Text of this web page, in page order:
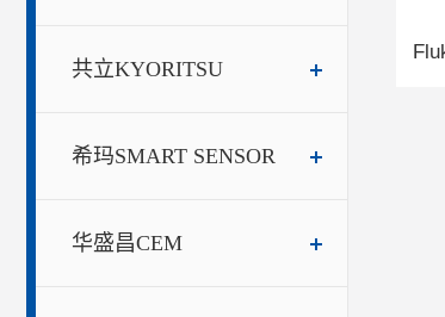
共立KYORITSU
希玛SMART SENSOR
华盛昌CEM